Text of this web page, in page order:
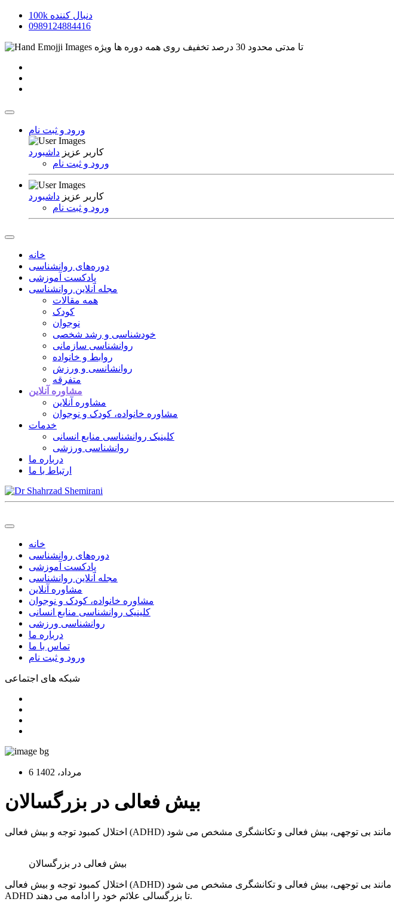
100k دنبال کننده
0989124884416
تا مدتی محدود 30 درصد تخفیف روی همه دوره ها ویژه
ورود و ثبت نام
کاربر عزیز داشبورد
ورود و ثبت نام
کاربر عزیز داشبورد
ورود و ثبت نام
خانه
دوره‌های روانشناسی
پادکست آموزشی
مجله آنلاین روانشناسی
همه مقالات
کودک
نوجوان
خودشناسی و رشد شخصی
روانشناسی سازمانی
روابط و خانواده
روانشانسی و ورزش
متفرقه
مشاوره آنلاین
مشاوره آنلاین
مشاوره خانواده، کودک و نوجوان
خدمات
کلینیک روانشناسی منابع انسانی
روانشناسی ورزشی
درباره ما
ارتباط با ما
خانه
دوره‌های روانشناسی
پادکست آموزشی
مجله آنلاین روانشناسی
مشاوره آنلاین
مشاوره خانواده، کودک و نوجوان
کلینیک روانشناسی منابع انسانی
روانشناسی ورزشی
درباره ما
تماس با ما
ورود و ثبت نام
شبکه های اجتماعی
6 مرداد، 1402
بیش فعالی در بزرگسالان
بیش فعالی در بزرگسالان
اختلال کمبود توجه و بیش فعالی (ADHD) یک اختلال رشدی عصبی است که با علائمی مانند بی توجهی، بیش فعالی و تکانشگری مشخص می شود. ADHD در کودکان شایع است، اما حدود نیمی از افراد مبتلا به
ADHD تا بزرگسالی علائم خود را ادامه می دهند.